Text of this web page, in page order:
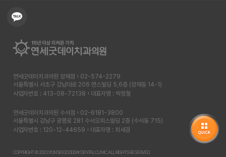
연세굿데이치과의원 양재점
02-574-2279
서울특별시 서초구 강남대로 206 엔스빌딩 5,6층 (양재동 14-1)
사업자번호 : 413-08-72138
대표자명 : 박정철
연세굿데이치과의원 수서점
02-6181-3800
서울특별시 강남구 광평로 281 수서오피스빌딩 2층 (수서동 715)
사업자번호 : 120-12-44659
대표자명 : 최세경
COPYRIGHT © 2023. YONSEI GOODDAY DENTAL CLINIC. ALL RIGHTS RESERVED.